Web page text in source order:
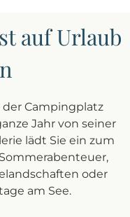
auf Urlaub
der Campingplatz
Jahr von seiner
lädt Sie ein zum
oder
am See.